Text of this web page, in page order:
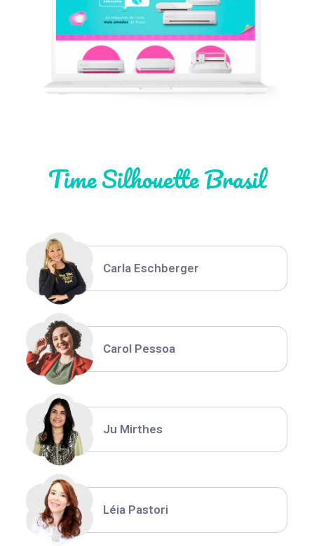
Time Silhouette Brasil
Léia Pastori
Thiara Ney
Carla Eschberger
Carol Pessoa
Ju Mirthes
Léia Pastori